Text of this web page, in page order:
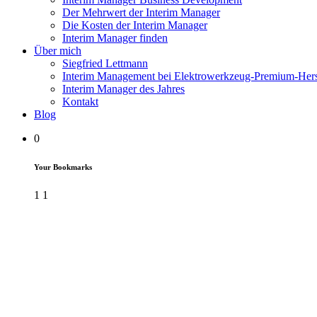
Der Mehrwert der Interim Manager
Die Kosten der Interim Manager
Interim Manager finden
Über mich
Siegfried Lettmann
Interim Management bei Elektrowerkzeug-Premium-
Interim Manager des Jahres
Kontakt
Blog
0
Your Bookmarks
1 1